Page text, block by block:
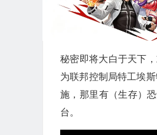
秘密即将大白于天下
为联邦控制局特工埃
施，那里有（生存）
台。